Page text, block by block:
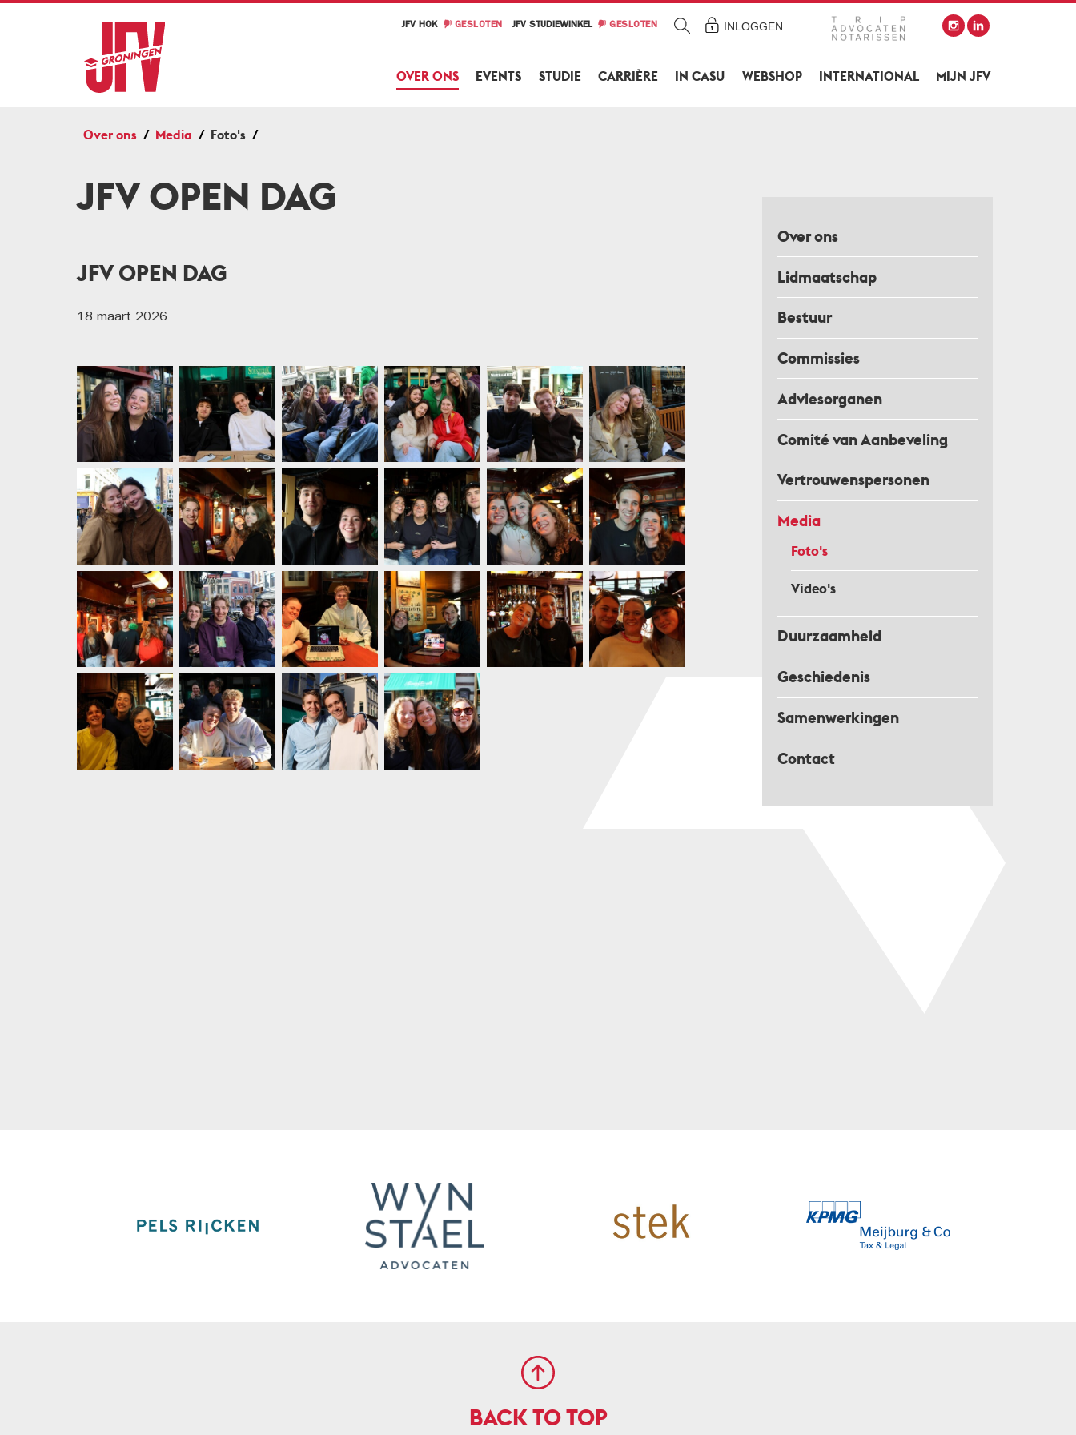
OVER ONS EVENTS STUDIE CARRIÈRE IN CASU WEBSHOP INTERNATIONAL MIJN JFV
JFV HOK GESLOTEN JFV STUDIEWINKEL GESLOTEN INLOGGEN
Over ons Media Foto's
Over ons
Lidmaatschap
Bestuur
Commissies
Adviesorganen
Comité van Aanbeveling
Vertrouwenspersonen
Media
Foto's
Video's
Duurzaamheid
Geschiedenis
Samenwerkingen
Contact
JFV OPEN DAG
JFV OPEN DAG
18 maart 2026
BACK TO TOP